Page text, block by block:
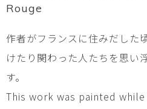
Rouge
作者がフランスに住みだした
けたり関わった人たちを思い
す。
This work was painted